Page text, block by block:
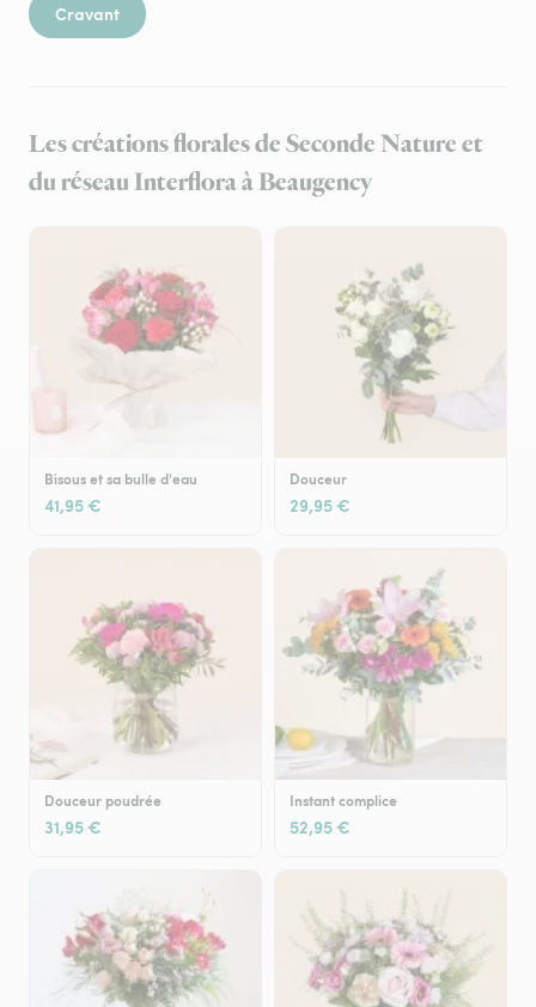
Cravant
Les créations florales de Seconde Nature et
du réseau Interflora à Beaugency
Bisous et sa bulle d'eau
41,95 €
Douceur
29,95 €
Douceur poudrée
31,95 €
Instant complice
52,95 €